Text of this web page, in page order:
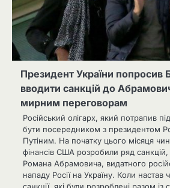
Президент України попросив
вводити санкцій до
мирним переговорам
Російський олігарх, який потрапив
бути посередником з президентом
Путіним. На початку цього місяця
фінансів США розробили ряд
Романа Абрамовича, видатного
нападу Росії на Україну. Коли настав
санкції, які були розроблені разом із